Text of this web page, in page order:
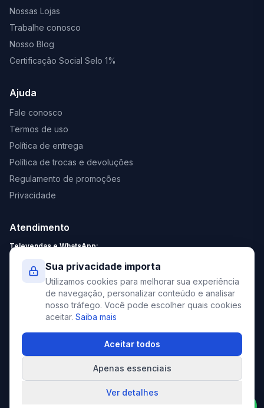
Nossas Lojas
Trabalhe conosco
Nosso Blog
Certificação Social Selo 1%
Ajuda
Fale conosco
Termos de uso
Política de entrega
Política de trocas e devoluções
Regulamento de promoções
Privacidade
Atendimento
Televendas e WhatsApp:
Sábado: 9:00 - 13:00
contato@elevato.com.br
+55 51 4042-9413
Elevato. Todos os direitos reservados.
Sua privacidade importa
Utilizamos cookies para melhorar sua experiência
de navegação, personalizar conteúdo e analisar
nosso tráfego. Você pode escolher quais cookies
aceitar. Saiba mais
Aceitar todos
Apenas essenciais
Ver detalhes